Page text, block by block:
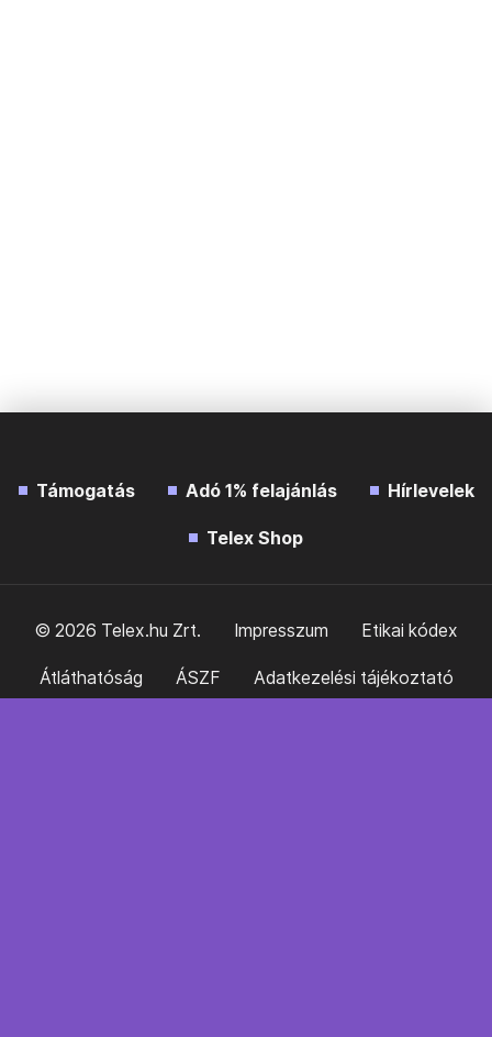
Támogatás Adó 1% felajánlás Hírlevelek
Telex Shop
© 2026 Telex.hu Zrt. Impresszum Etikai kódex
Átláthatóság ÁSZF Adatkezelési tájékoztató